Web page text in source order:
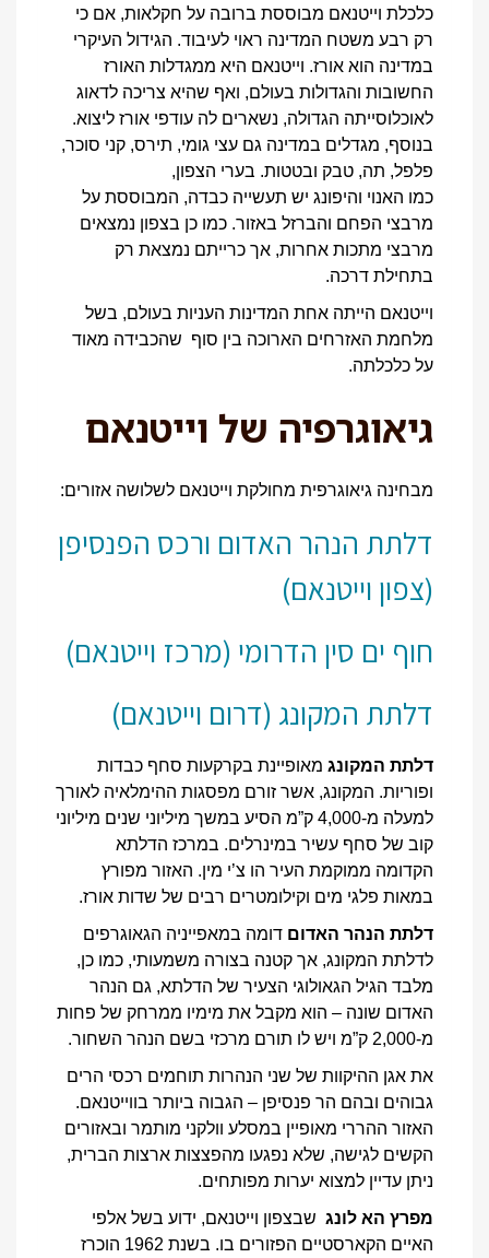
כלכלת וייטנאם מבוססת ברובה על חקלאות, אם כי
רק רבע משטח המדינה ראוי לעיבוד. הגידול העיקרי
במדינה הוא אורז. וייטנאם היא ממגדלות האורז
החשובות והגדולות בעולם, ואף שהיא צריכה לדאוג
לאוכלוסייתה הגדולה, נשארים לה עודפי אורז ליצוא.
בנוסף, מגדלים במדינה גם עצי גומי, תירס, קני סוכר,
פלפל, תה, טבק ובטטות. בערי הצפון,
כמו האנוי והיפונג יש תעשייה כבדה, המבוססת על
מרבצי הפחם והברזל באזור. כמו כן בצפון נמצאים
מרבצי מתכות אחרות, אך כרייתם נמצאת רק
בתחילת דרכה.
וייטנאם הייתה אחת המדינות העניות בעולם, בשל
מלחמת האזרחים הארוכה בין סוף שהכבידה מאוד
על כלכלתה.
גיאוגרפיה של וייטנאם
מבחינה גיאוגרפית מחולקת וייטנאם לשלושה אזורים:
דלתת הנהר האדום ורכס הפנסיפן
(צפון וייטנאם)
חוף ים סין הדרומי (מרכז וייטנאם)
דלתת המקונג (דרום וייטנאם)
דלתת המקונג מאופיינת בקרקעות סחף כבדות
ופוריות. המקונג, אשר זורם מפסגות ההימלאיה לאורך
למעלה מ-4,000 ק”מ הסיע במשך מיליוני שנים מיליוני
קוב של סחף עשיר במינרלים. במרכז הדלתא
הקדומה ממוקמת העיר הו צ’י מין. האזור מפורץ
במאות פלגי מים וקילומטרים רבים של שדות אורז.
דלתת הנהר האדום דומה במאפייניה הגאוגרפים
לדלתת המקונג, אך קטנה בצורה משמעותי, כמו כן,
מלבד הגיל הגאולוגי הצעיר של הדלתא, גם הנהר
האדום שונה – הוא מקבל את מימיו ממרחק של פחות
מ-2,000 ק”מ ויש לו תורם מרכזי בשם הנהר השחור.
את אגן ההיקוות של שני הנהרות תוחמים רכסי הרים
גבוהים ובהם הר פנסיפן – הגבוה ביותר בווייטנאם.
האזור ההררי מאופיין במסלע וולקני מותמר ובאזורים
הקשים לגישה, שלא נפגעו מהפצצות ארצות הברית,
ניתן עדיין למצוא יערות מפותחים.
מפרץ הא לונג שבצפון וייטנאם, ידוע בשל אלפי
האיים הקארסטיים הפזורים בו. בשנת 1962 הוכרז